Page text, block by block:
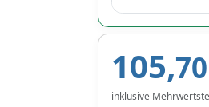
105,70
inklusive